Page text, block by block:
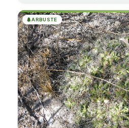
🌲ARBUSTE